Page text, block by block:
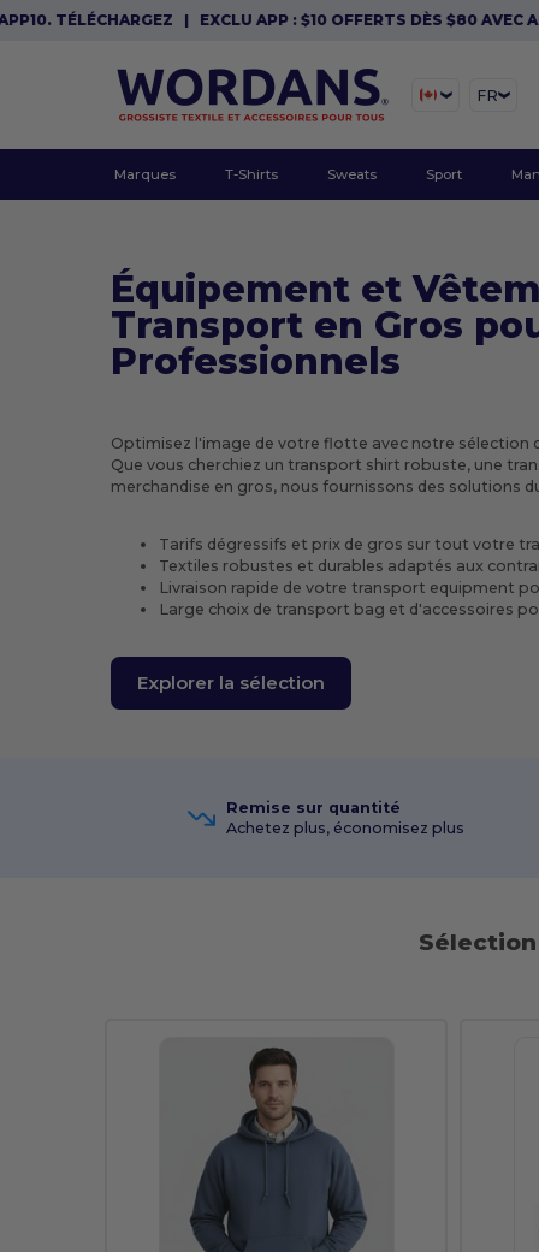
TÉLÉCHARGEZ|EXCLU APP : $10 OFFERTS DÈS $80 AVEC
FR
Marques T-Shirts Sweats Sport
Équipement et
Transport en Gros
Professionnels
Optimisez l'image de votre flotte avec notre sélection
Que vous cherchiez un transport shirt robuste, une
merchandise en gros, nous fournissons des solutions
Tarifs dégressifs et prix de gros sur tout votre
Textiles robustes et durables adaptés aux
Livraison rapide de votre transport equipment
Large choix de transport bag et d'accessoires
Explorer la sélection
Remise sur quantité
Achetez plus, économisez plus